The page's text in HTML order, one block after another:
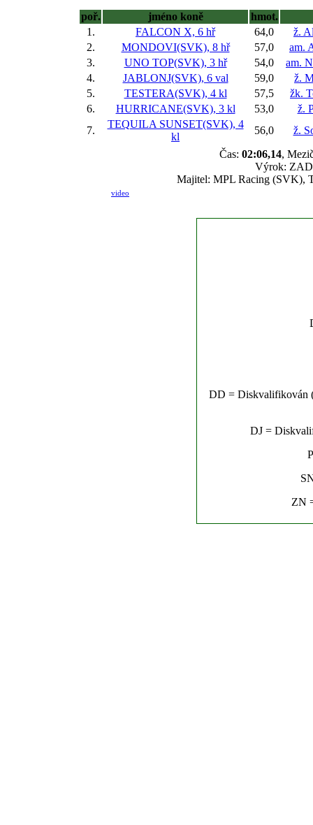
poř. jméno koně
hmot.
1.
FALCON X, 6 hř 64,0
ž.
2.
MONDOVI(SVK), 8 hř 57,0
am.
3.
UNO TOP(SVK), 3 hř 54,0
am.
4.
JABLONJ(SVK), 6 val 59,0
ž.
5.
TESTERA(SVK), 4 kl 57,5
žk.
6.
HURRICANE(SVK), 3 kl 53,0
ž.
7.
TEQUILA SUNSET(SVK), 4
kl
56,0
ž.
Čas: 02:06,14,
Výrok:
Majitel: MPL Racing (SVK),
video
DD = Diskvalifikován
DJ =
ZN